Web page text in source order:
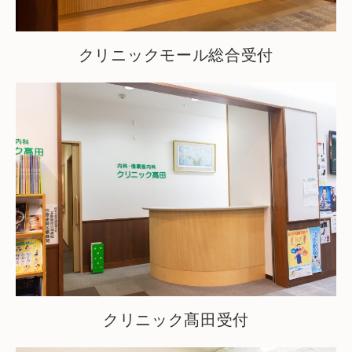
クリニックモール総合受付
クリニック髙田受付